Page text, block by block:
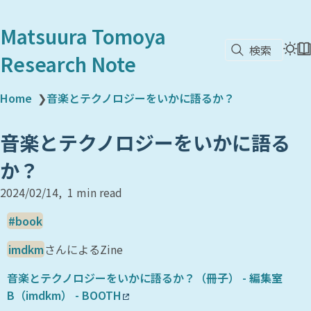
Matsuura Tomoya
Research Note
検索
Home ❯音楽とテクノロジーをいかに語るか？
音楽とテクノロジーをいかに語る
か？
2024/02/14 1 min read
book
imdkmさんによるZine
音楽とテクノロジーをいかに語るか？（冊子） - 編集室
B（imdkm） - BOOTH